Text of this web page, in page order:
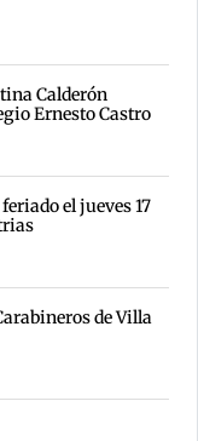
Calderón
Ernesto Castro
el jueves 17
de Villa